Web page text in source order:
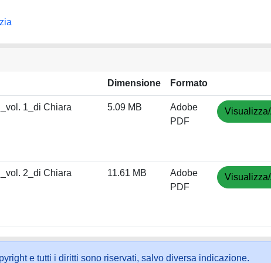
Dimensione Formato
1_di Chiara
5.09 MB
Adobe
PDF
2_di Chiara
11.61 MB
Adobe
PDF
e tutti i diritti sono riservati, salvo diversa indicazione.